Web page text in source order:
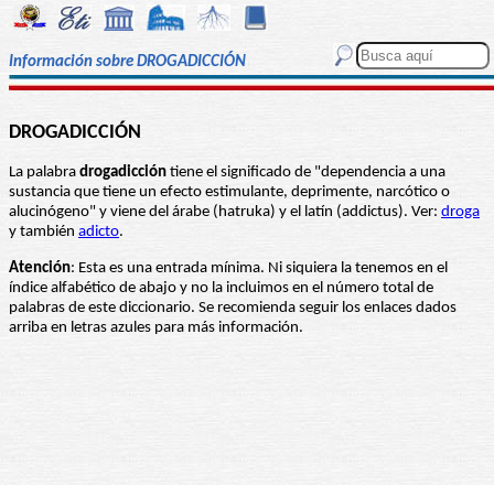
Información sobre DROGADICCIÓN
DROGADICCIÓN
La palabra drogadicción tiene el significado de "dependencia a una
sustancia que tiene un efecto estimulante, deprimente, narcótico o
alucinógeno" y viene del árabe (hatruka) y el latín (addictus). Ver: droga
y también adicto.
Atención: Esta es una entrada mínima. Ni siquiera la tenemos en el
índice alfabético de abajo y no la incluimos en el número total de
palabras de este diccionario. Se recomienda seguir los enlaces dados
arriba en letras azules para más información.